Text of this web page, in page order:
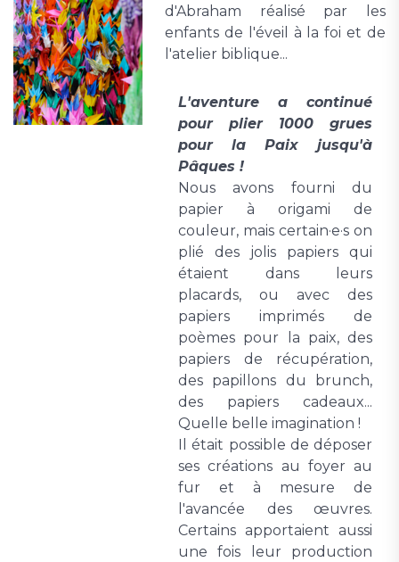
d'Abraham réalisé par les
enfants de l'éveil à la foi et de
l'atelier biblique...
L'aventure a continué
pour plier 1000 grues
pour la Paix jusqu'à
Pâques !
Nous avons fourni du
papier à origami de
couleur, mais certain·e·s on
plié des jolis papiers qui
étaient dans leurs
placards, ou avec des
papiers imprimés de
poèmes pour la paix, des
papiers de récupération,
des papillons du brunch,
des papiers cadeaux...
Quelle belle imagination !
Il était possible de déposer
ses créations au foyer au
fur et à mesure de
l'avancée des œuvres.
Certains apportaient aussi
une fois leur production